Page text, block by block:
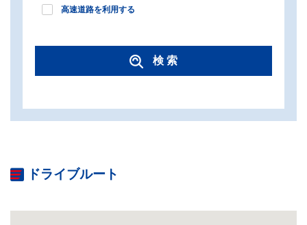
高速道路を利用する
検 索
ドライブルート